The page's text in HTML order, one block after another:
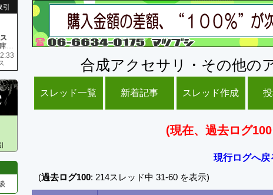
ゲーム内で売れましたので 在庫がネク1 リング4 となります リングのお値段は80G といたします
合成アクセサリ・その他の
スレッド一覧 新着記事 スレッド作成
(現在、過去ログ
現行ログへ戻
(過去ログ100: 214スレッド中 31-60 を表示)